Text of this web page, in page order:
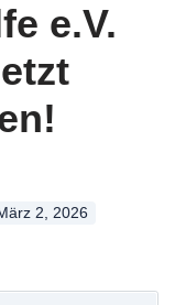
e.V.
2, 2026